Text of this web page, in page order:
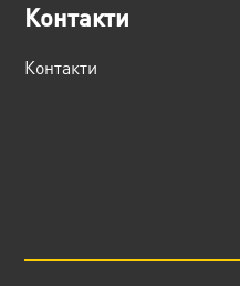
Контакти
Контакти